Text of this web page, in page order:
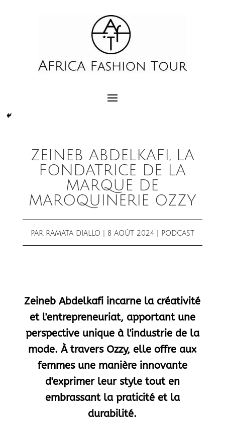
ZEINEB ABDELKAFI, LA
FONDATRICE DE LA
MARQUE DE
MAROQUINERIE OZZY
PAR RAMATA DIALLO 8 AOÛT 2024| PODCAST
Zeineb Abdelkafi incarne la créativité
et l'entrepreneuriat, apportant une
perspective unique à l'industrie de la
mode. À travers Ozzy, elle offre aux
femmes une manière innovante
d'exprimer leur style tout en
embrassant la praticité et la
durabilité.